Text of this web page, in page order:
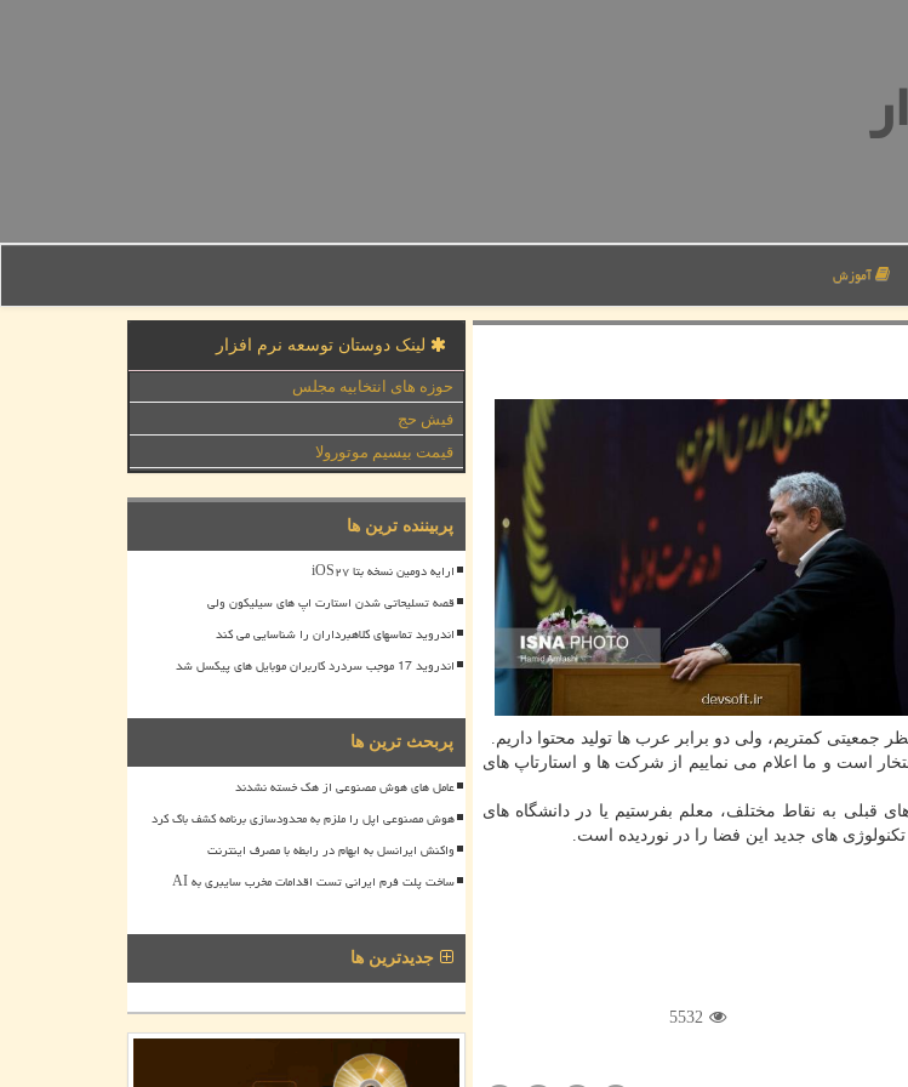
آموزش
جمعیتی كمتریم، ولی دو برابر عرب ها تولید محتوا داریم.
دنیا می شود، این یك افتخار است و ما اعلام می نماییم از شركت ها و استارتاپ های
قبلی به نقاط مختلف، معلم بفرستیم یا در دانشگاه های
های جدید این فضا را در نوردیده است.
5532
لینک دوستان توسعه نرم افزار
حوزه های انتخابیه مجلس
فیش حج
قیمت بیسیم موتورولا
پربیننده ترین ها
ارایه دومین نسخه بتا iOS۲۷
قصه تسلیحاتی شدن استارت اپ های سیلیکون ولی
اندروید تماسهای کلاهبرداران را شناسایی می کند
اندروید 17 موجب سردرد کاربران موبایل های پیکسل شد
پربحث ترین ها
عامل های هوش مصنوعی از هک خسته نشدند
هوش مصنوعی اپل را ملزم به محدودسازی برنامه کشف باگ کرد
واکنش ایرانسل به ابهام در رابطه با مصرف اینترنت
ساخت پلت فرم ایرانی تست اقدامات مخرب سایبری به AI
جدیدترین ها